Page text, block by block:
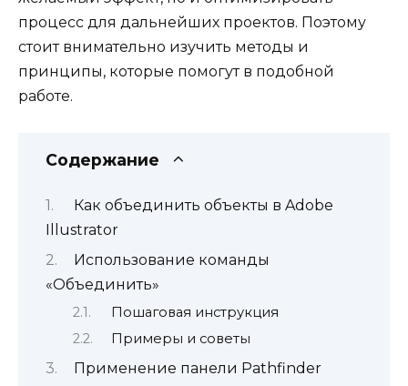
процесс для дальнейших проектов. Поэтому
стоит внимательно изучить методы и
принципы, которые помогут в подобной
работе.
Содержание
Как объединить объекты в Adobe
Illustrator
Использование команды
«Объединить»
Пошаговая инструкция
Примеры и советы
Применение панели Pathfinder